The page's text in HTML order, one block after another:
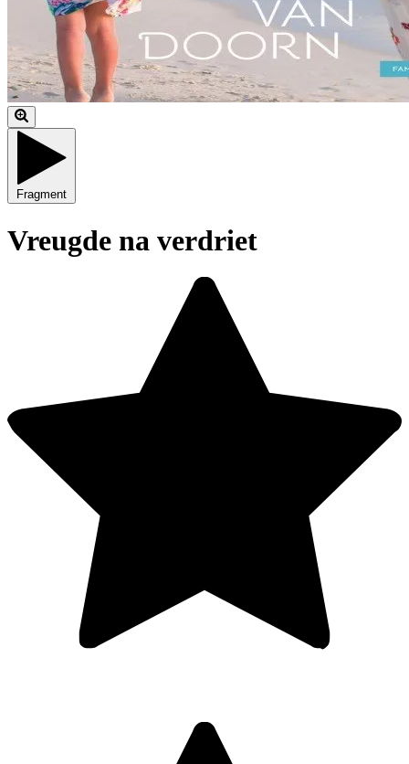
Fragment
Vreugde na verdriet